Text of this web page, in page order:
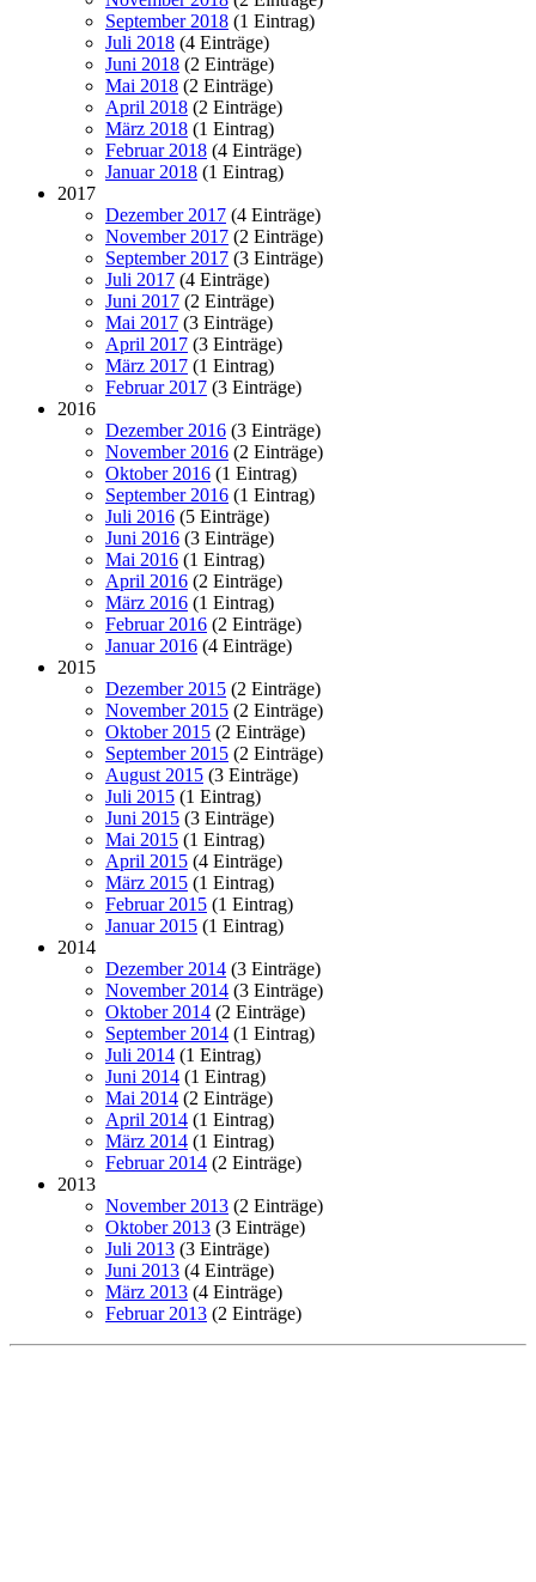
September 2018 (1 Eintrag)
Juli 2018 (4 Einträge)
Juni 2018 (2 Einträge)
Mai 2018 (2 Einträge)
April 2018 (2 Einträge)
März 2018 (1 Eintrag)
Februar 2018 (4 Einträge)
Januar 2018 (1 Eintrag)
2017
Dezember 2017 (4 Einträge)
November 2017 (2 Einträge)
September 2017 (3 Einträge)
Juli 2017 (4 Einträge)
Juni 2017 (2 Einträge)
Mai 2017 (3 Einträge)
April 2017 (3 Einträge)
März 2017 (1 Eintrag)
Februar 2017 (3 Einträge)
2016
Dezember 2016 (3 Einträge)
November 2016 (2 Einträge)
Oktober 2016 (1 Eintrag)
September 2016 (1 Eintrag)
Juli 2016 (5 Einträge)
Juni 2016 (3 Einträge)
Mai 2016 (1 Eintrag)
April 2016 (2 Einträge)
März 2016 (1 Eintrag)
Februar 2016 (2 Einträge)
Januar 2016 (4 Einträge)
2015
Dezember 2015 (2 Einträge)
November 2015 (2 Einträge)
Oktober 2015 (2 Einträge)
September 2015 (2 Einträge)
August 2015 (3 Einträge)
Juli 2015 (1 Eintrag)
Juni 2015 (3 Einträge)
Mai 2015 (1 Eintrag)
April 2015 (4 Einträge)
März 2015 (1 Eintrag)
Februar 2015 (1 Eintrag)
Januar 2015 (1 Eintrag)
2014
Dezember 2014 (3 Einträge)
November 2014 (3 Einträge)
Oktober 2014 (2 Einträge)
September 2014 (1 Eintrag)
Juli 2014 (1 Eintrag)
Juni 2014 (1 Eintrag)
Mai 2014 (2 Einträge)
April 2014 (1 Eintrag)
März 2014 (1 Eintrag)
Februar 2014 (2 Einträge)
2013
November 2013 (2 Einträge)
Oktober 2013 (3 Einträge)
Juli 2013 (3 Einträge)
Juni 2013 (4 Einträge)
März 2013 (4 Einträge)
Februar 2013 (2 Einträge)